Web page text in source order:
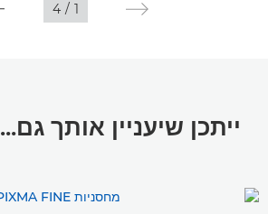
1
/
4
ייתכן שיעניין אותך גם...